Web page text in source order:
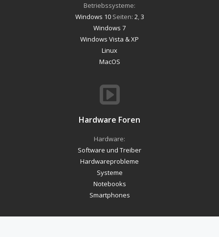
Betriebssysteme:
Windows 10Seiten: 2 3
Windows 7
Windows Vista & XP
Linux
MacOS
Hardware Foren
Hardware:
Software und Treiber
Hardwareprobleme
Systeme
Notebooks
Smartphones